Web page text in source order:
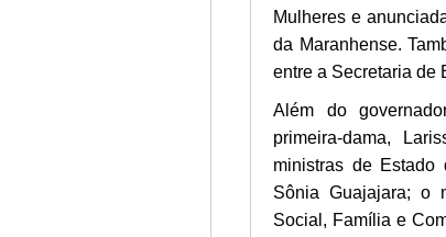
Mulheres e
da Maranhense.
entre a Secretaria de
Além do
primeira-dama,
ministras de Estado
Sônia Guajajara; o
Social, Família e